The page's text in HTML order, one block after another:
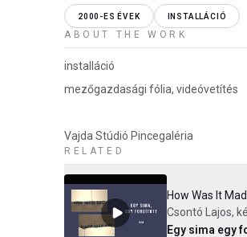
2000-ES ÉVEK INSTALLÁCIÓ
ABOUT THE WORK
installáció
mezőgazdasági fólia, videóvetítés
Vajda Stúdió Pincegaléria
RELATED
How Was It
Csontó Lajos,
Egy sima egy